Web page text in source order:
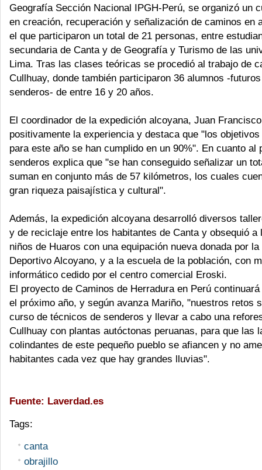
Geografía Sección Nacional IPGH-Perú, se organizó un
en creación, recuperación y señalización de caminos en
el que participaron un total de 21 personas, entre
secundaria de Canta y de Geografía y Turismo de las
Lima. Tras las clases teóricas se procedió al trabajo de
Cullhuay, donde también participaron 36 alumnos -
senderos- de entre 16 y 20 años.
El coordinador de la expedición alcoyana, Juan
positivamente la experiencia y destaca que "los
para este año se han cumplido en un 90%". En cuanto al
senderos explica que "se han conseguido señalizar un
suman en conjunto más de 57 kilómetros, los cuales
gran riqueza paisajística y cultural".
Además, la expedición alcoyana desarrolló diversos
y de reciclaje entre los habitantes de Canta y obsequió a
niños de Huaros con una equipación nueva donada por
Deportivo Alcoyano, y a la escuela de la población, con
informático cedido por el centro comercial Eroski.
El proyecto de Caminos de Herradura en Perú
el próximo año, y según avanza Mariño, "nuestros retos
curso de técnicos de senderos y llevar a cabo una
Cullhuay con plantas autóctonas peruanas, para que las
colindantes de este pequeño pueblo se afiancen y no
habitantes cada vez que hay grandes lluvias".
Fuente: Laverdad.es
Tags:
canta
obrajillo